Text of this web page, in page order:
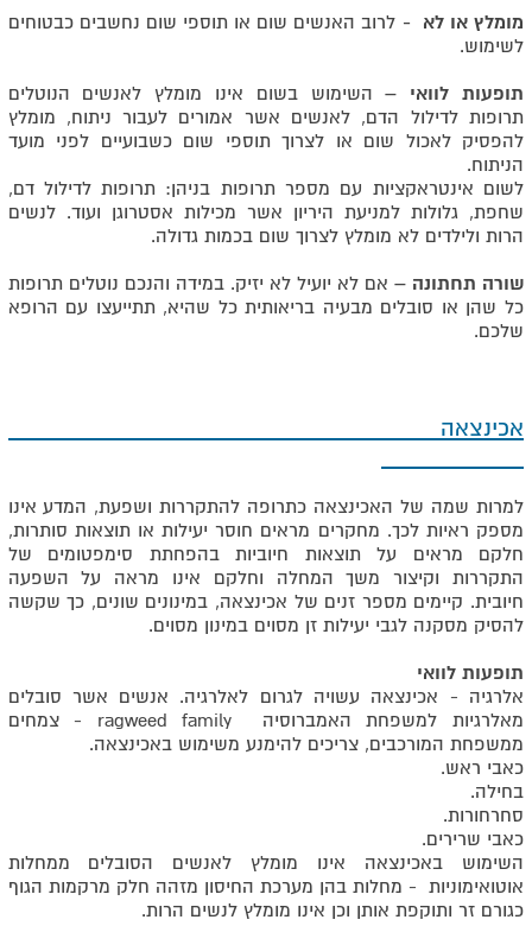
מומלץ או לא - לרוב האנשים שום או תוספי שום נחשבים כבטוחים
לשימוש.
תופעות לוואי –השימוש בשום אינו מומלץ לאנשים הנוטלים
תרופות לדילול הדם, לאנשים אשר אמורים לעבור ניתוח, מומלץ
להפסיק לאכול שום או לצרוך תוספי שום כשבועיים לפני מועד
הניתוח.
לשום אינטראקציות עם מספר תרופות בניהן: תרופות לדילול דם,
שחפת, גלולות למניעת היריון אשר מכילות אסטרוגן ועוד. לנשים
הרות ולילדים לא מומלץ לצרוך שום בכמות גדולה.
שורה תחתונה – אם לא יועיל לא יזיק. במידה והנכם נוטלים תרופות
כל שהן או סובלים מבעיה בריאותית כל שהיא, תתייעצו עם הרופא
שלכם.
אכינצאה
למרות שמה של האכינצאה כתרופה להתקררות ושפעת, המדע אינו
מספק ראיות לכך. מחקרים מראים חוסר יעילות או תוצאות סותרות,
חלקם מראים על תוצאות חיוביות בהפחתת סימפטומים של
התקררות וקיצור משך המחלה וחלקם אינו מראה על השפעה
חיובית. קיימים מספר זנים של אכינצאה, במינונים שונים, כך שקשה
להסיק מסקנה לגבי יעילות זן מסוים במינון מסוים.
תופעות לוואי
אלרגיה - אכינצאה עשויה לגרום לאלרגיה. אנשים אשר סובלים
מאלרגיות למשפחת האמברוסיה ragweed family - צמחים
ממשפחת המורכבים, צריכים להימנע משימוש באכינצאה.
כאבי ראש.
בחילה.
סחרחורות.
כאבי שרירים.
השימוש באכינצאה אינו מומלץ לאנשים הסובלים ממחלות
אוטואימוניות - מחלות בהן מערכת החיסון מזהה חלק מרקמות הגוף
כגורם זר ותוקפת אותן וכן אינו מומלץ לנשים הרות.